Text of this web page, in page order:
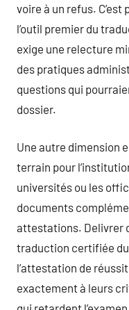
voire à un refus.
l’outil premier du
exige une relecture
des pratiques
questions qui
dossier.
Une autre dimension
terrain pour
universités ou les
documents
attestations. Delivrer
traduction certifiée
l’attestation de
exactement à leurs